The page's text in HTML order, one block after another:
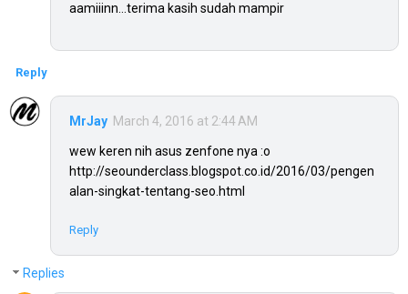
aamiiinn...terima kasih sudah mampir
Reply
MrJay March 4, 2016 at 2:44 AM
wew keren nih asus zenfone nya :o
http://seounderclass.blogspot.co.id/2016/03/pengen
alan-singkat-tentang-seo.html
Reply
Replies